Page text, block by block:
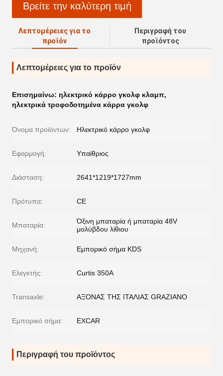
Βρείτε την καλύτερη τιμή
Λεπτομέρειες για το
προϊόν
Περιγραφή του
προϊόντος
Λεπτομέρειες για το προϊόν
Επισημαίνω: ηλεκτρικό κάρρο γκολφ κλαμπ,
ηλεκτρικά τροφοδοτημένα κάρρα γκολφ
Όνομα προϊόντων: Ηλεκτρικό κάρρο γκολφ
Εφαρμογή: Υπαίθριος
Διάσταση: 2641*1219*1727mm
Πρότυπα: CE
Μπαταρία:
Όξινη μπαταρία ή μπαταρία 48V
μολύβδου λίθιου
Μηχανή: Εμπορικό σήμα KDS
Ελεγκτής: Curtis 350A
Transaxle: ΑΞΟΝΑΣ ΤΗΣ ΙΤΑΛΙΑΣ GRAZIANO
Εμπορικό σήμα: EXCAR
Περιγραφή του προϊόντος